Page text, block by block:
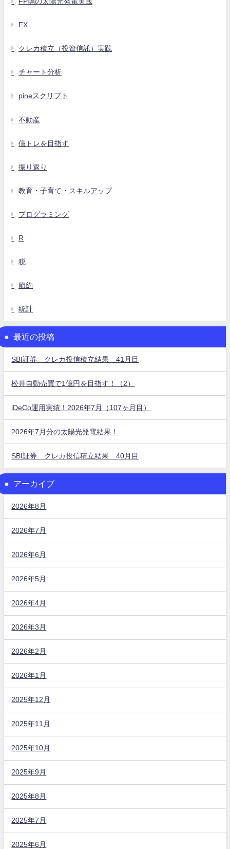
FX
クレカ積立（投資信託）実践
チャート分析
pineスクリプト
不動産
億トレを目指す
振り返り
教育・子育て・スキルアップ
プログラミング
R
税
節約
統計
最近の投稿
SBI証券 クレカ投信積立結果 41月目
松井自動売買で1億円を目指す！（2）
iDeCo運用実績！2026年7月（107ヶ月目）
2026年7月分の太陽光発電結果！
SBI証券 クレカ投信積立結果 40月目
アーカイブ
2026年8月
2026年7月
2026年6月
2026年5月
2026年4月
2026年3月
2026年2月
2026年1月
2025年12月
2025年11月
2025年10月
2025年9月
2025年8月
2025年7月
2025年6月